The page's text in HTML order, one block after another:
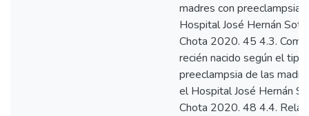
madres con preeclampsia
Hospital José Hernán
Chota 2020. 45 4.3.
recién nacido según el tipo
preeclampsia de las
el Hospital José Hernán
Chota 2020. 48 4.4.